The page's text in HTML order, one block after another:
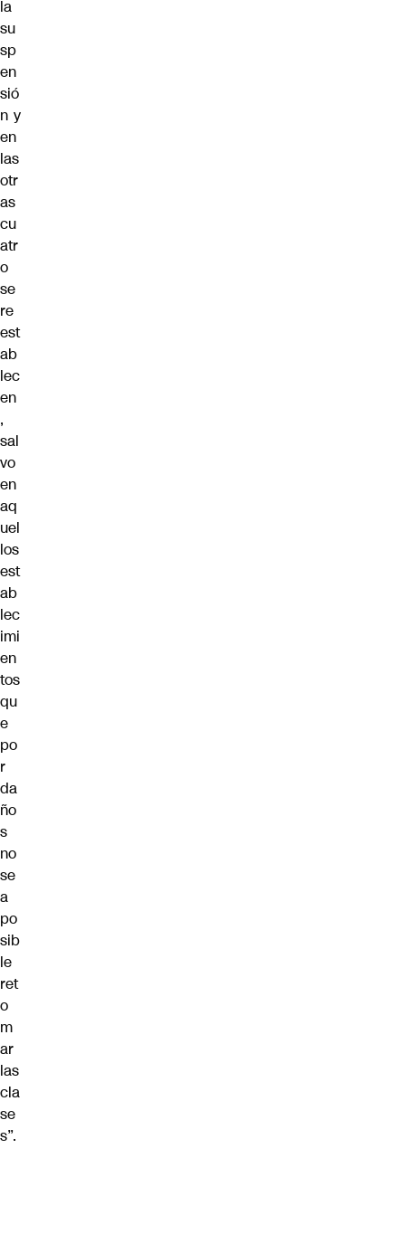
la
su
sp
en
sió
n y
en
las
otr
as
cu
atr
o
se
re
est
ab
lec
en
,
sal
vo
en
aq
uel
los
est
ab
lec
imi
en
tos
qu
e
po
r
da
ño
s
no
se
a
po
sib
le
ret
o
m
ar
las
cla
se
s”.